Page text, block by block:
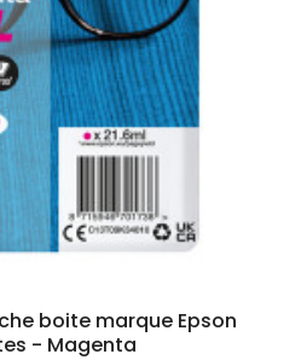
boite marque Epson
- Magenta